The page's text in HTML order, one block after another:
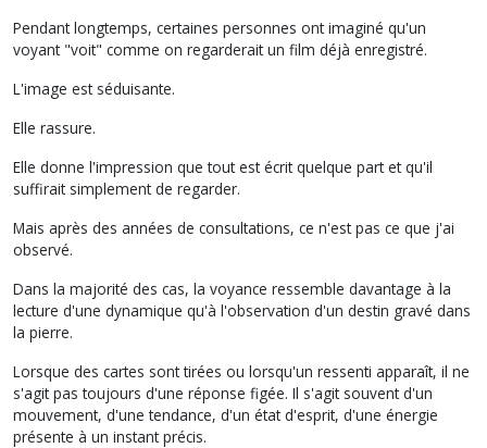
Pendant longtemps, certaines personnes ont imaginé qu'un
voyant "voit" comme on regarderait un film déjà enregistré.
L'image est séduisante.
Elle rassure.
Elle donne l'impression que tout est écrit quelque part et qu'il
suffirait simplement de regarder.
Mais après des années de consultations, ce n'est pas ce que j'ai
observé.
Dans la majorité des cas, la voyance ressemble davantage à la
lecture d'une dynamique qu'à l'observation d'un destin gravé dans
la pierre.
Lorsque des cartes sont tirées ou lorsqu'un ressenti apparaît, il ne
s'agit pas toujours d'une réponse figée. Il s'agit souvent d'un
mouvement, d'une tendance, d'un état d'esprit, d'une énergie
présente à un instant précis.